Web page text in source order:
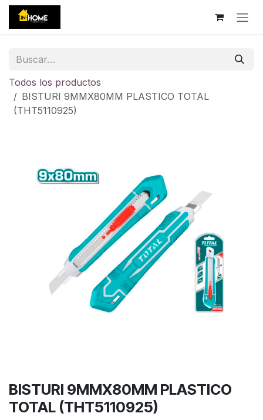
Ir al contenido
Todos los productos
BISTURI 9MMX80MM PLASTICO TOTAL
(THT5110925)
BISTURI 9MMX80MM PLASTICO
TOTAL (THT5110925)